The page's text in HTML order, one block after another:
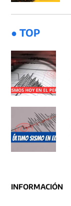
● TOP
INFORMACIÓN